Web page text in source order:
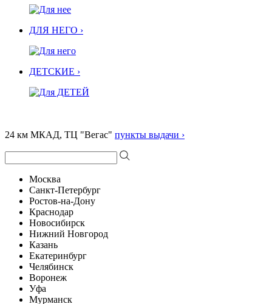
ДЛЯ НЕГО ›
ДЕТСКИЕ ›
24 км МКАД, ТЦ "Вегас" пункты выдачи ›
Москва
Санкт-Петербург
Ростов-на-Дону
Краснодар
Новосибирск
Нижний Новгород
Казань
Екатеринбург
Челябинск
Воронеж
Уфа
Мурманск